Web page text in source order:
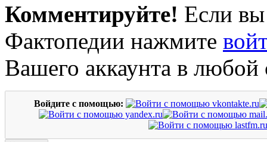
Комментируйте! Если вы
Фактопедии нажмите
Вашего аккаунта в любой
Войдите с помощью: